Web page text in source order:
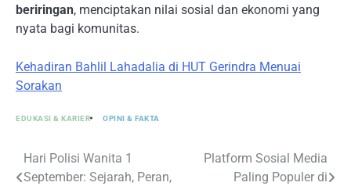
beriringan, menciptakan nilai sosial dan ekonomi yang
nyata bagi komunitas.
Kehadiran Bahlil Lahadalia di HUT Gerindra Menuai
Sorakan
EDUKASI & KARIER OPINI & FAKTA
Navigasi
Hari Polisi Wanita 1
September: Sejarah, Peran,
Platform Sosial Media
Paling Populer di